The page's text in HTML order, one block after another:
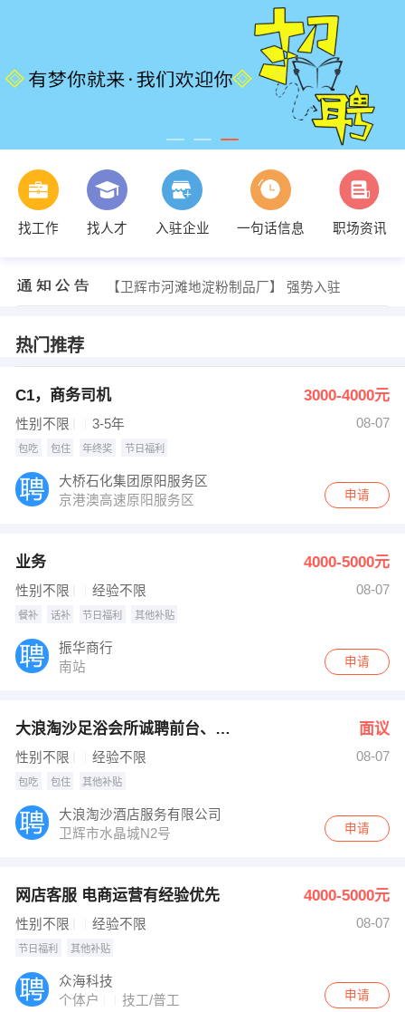
找工作 找人才 入驻企业 一句话信息 职场资讯
发布 [普工 寒暑假工 小时工 长短期工 ] 招聘信息
【青书网络科技】 强势入驻
【卓泰卫央】 强势入驻
【卫辉市河滩地淀粉制品厂】 强势入驻
【青书网络科技】 强势入驻
热门推荐
C1，商务司机 3000-4000元
性别不限 3-5年 08-07
包吃 包住 年终奖 节日福利
大桥石化集团原阳服务区
京港澳高速原阳服务区
申请
业务 4000-5000元
性别不限 经验不限 08-07
餐补 话补 节日福利 其他补贴
振华商行
南站
申请
大浪淘沙足浴会所诚聘前台、技师 面议
性别不限 经验不限 08-07
包吃 包住 其他补贴
大浪淘沙酒店服务有限公司
卫辉市水晶城N2号
申请
网店客服 电商运营有经验优先 4000-5000元
性别不限 经验不限 08-07
节日福利 其他补贴
众海科技
个体户
技工/普工 申请